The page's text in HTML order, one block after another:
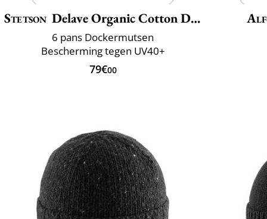
Stetson Delave Organic Cotton Docker
6 pans Dockermutsen
Bescherming tegen UV40+
79€00